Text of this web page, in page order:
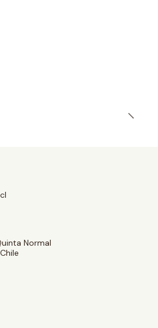
Normal